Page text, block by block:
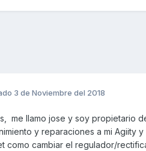
3 de Noviembre del 2018
me llamo jose y soy propietario
y reparaciones a mi Agiity
como cambiar el regulador/